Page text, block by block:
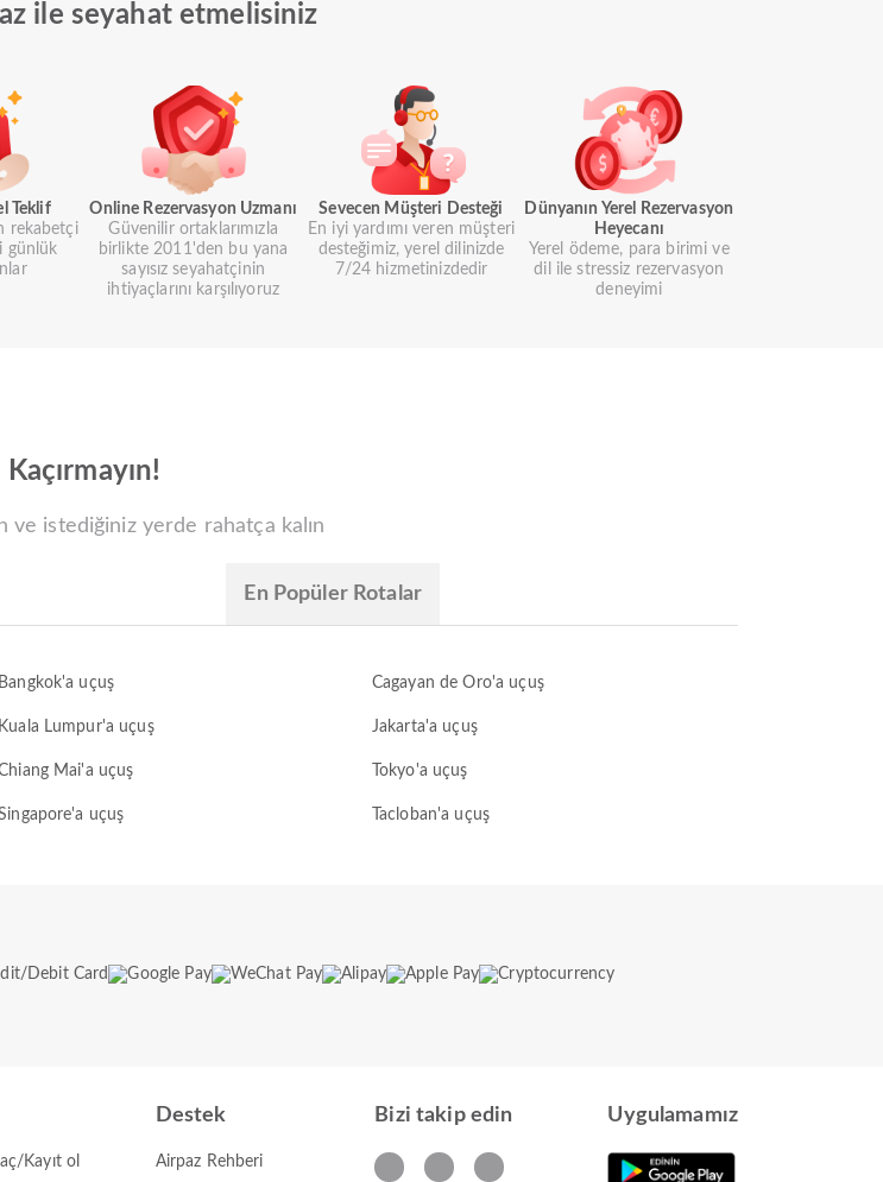
ile seyahat etmelisiniz
Teklif
rekabetçi
günlük
Online Rezervasyon Uzmanı
Güvenilir ortaklarımızla
birlikte 2011'den bu yana
sayısız seyahatçinin
ihtiyaçlarını karşılıyoruz
Sevecen Müşteri Desteği
En iyi yardımı veren müşteri
desteğimiz, yerel dilinizde
7/24 hizmetinizdedir
Dünyanın Yerel Rezervasyon
Heyecanı
Yerel ödeme, para birimi ve
dil ile stressiz rezervasyon
deneyimi
Kaçırmayın!
ve istediğiniz yerde rahatça kalın
En Popüler Rotalar
Bangkok'a uçuş Cagayan de Oro'a uçuş
Kuala Lumpur'a uçuş Jakarta'a uçuş
Mai'a uçuş Tokyo'a uçuş
uçuş Tacloban'a uçuş
Kayıt ol
Destek
Airpaz Rehberi
Bizi takip edin Uygulamamız